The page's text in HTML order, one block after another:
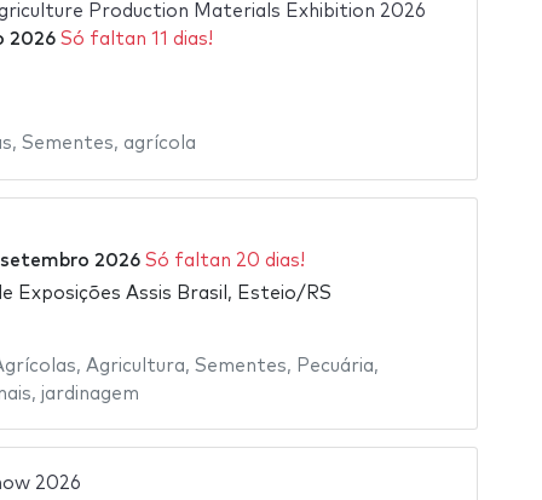
Production Materials Exhibition 2026
2026 Só faltan 11 dias!
, Sementes, agrícola
2026 Só faltan 20 dias!
Exposições Assis Brasil, Esteio/RS
, Agricultura, Sementes, Pecuária,
, jardinagem
2026